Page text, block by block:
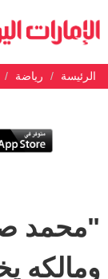
الرئيسة رياضة
"محمد
ومالكه